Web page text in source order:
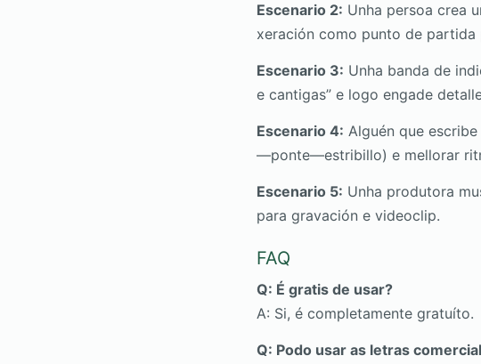
Escenario 2: Unha persoa crea
xeración como punto de
Escenario 3: Unha banda de
e cantigas” e logo engade
Escenario 4: Alguén que
—ponte—estribillo) e mellorar
Escenario 5: Unha produtora
para gravación e videoclip.
FAQ
Q: É gratis de usar?
A: Si, é completamente gratuíto.
Q: Podo usar as letras